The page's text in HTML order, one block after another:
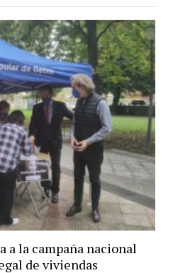
a la campaña nacional
de viviendas